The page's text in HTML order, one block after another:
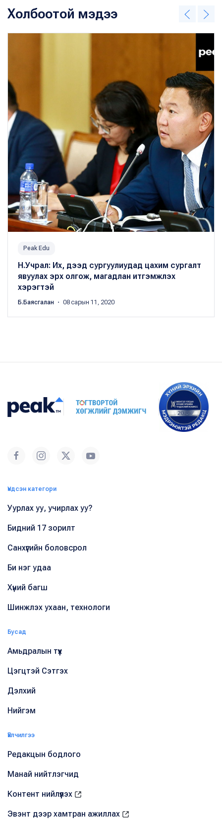
Холбоотой мэдээ
Peak Edu
Н.Учрал: Их, дээд сургуулиудад цахим сургалт
явуулах эрх олгож, магадлан итгэмжлэх
хэрэгтэй
Б.Баясгалан ・ 08 сарын 11, 2020
Үндсэн категори
Уурлах уу, учирлах уу?
Бидний 17 зорилт
Санхүүгийн боловсрол
Би нэг удаа
Хүний багш
Шинжлэх ухаан, технологи
Бусад
Амьдралын түүх
Цэгцтэй Сэтгэх
Дэлхий
Нийгэм
Үйлчилгээ
Редакцын бодлого
Манай нийтлэгчид
Контент нийлүүлэх
Эвэнт дээр хамтран ажиллах